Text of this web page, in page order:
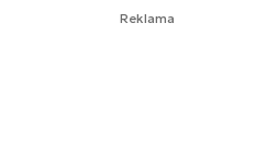
Reklama